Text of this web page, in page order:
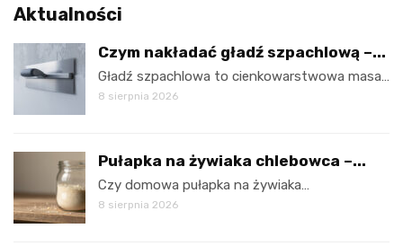
Aktualności
Czym nakładać gładź szpachlową –...
Gładź szpachlowa to cienkowarstwowa masa…
8 sierpnia 2026
Pułapka na żywiaka chlebowca –...
Czy domowa pułapka na żywiaka…
8 sierpnia 2026